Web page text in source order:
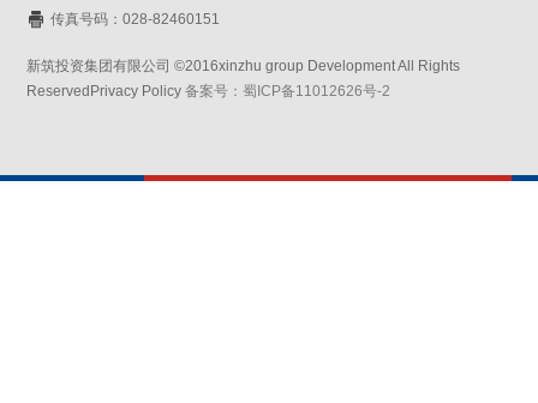
传真号码：028-82460151
新筑投资集团有限公司 ©2016xinzhu group Development All Rights
ReservedPrivacy Policy备案号：蜀ICP备11012626号-2